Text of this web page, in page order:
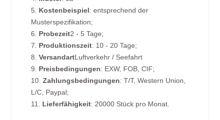
5. Kostenbeispiel: entsprechend der
Musterspezifikation;
6. Probezeit2 - 5 Tage;
7. Produktionszeit: 10 - 20 Tage;
8.VersandartLuftverkehr / Seefahrt
9. Preisbedingungen: EXW, FOB, CIF;
10.Zahlungsbedingungen: T/T, Western Union,
L/C, Paypal;
11. Lieferfähigkeit: 20000 Stück pro Monat.